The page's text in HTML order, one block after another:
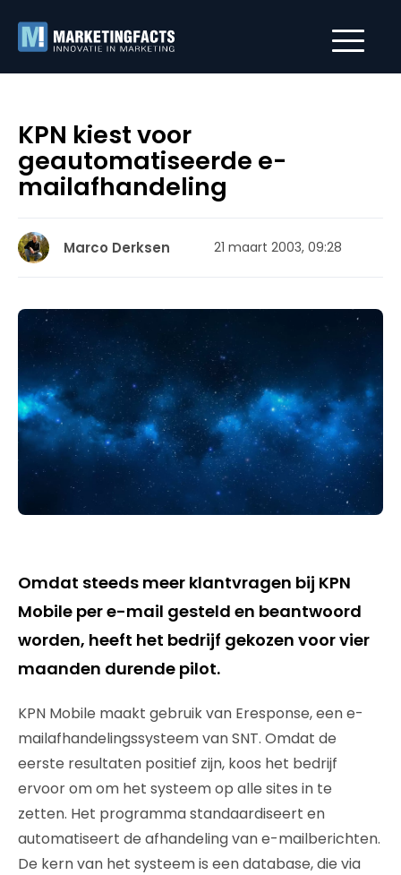
KPN kiest voor
geautomatiseerde e-
mailafhandeling
Marco Derksen 21 maart 2003, 09:28
Omdat steeds meer klantvragen bij KPN
Mobile per e-mail gesteld en beantwoord
worden, heeft het bedrijf gekozen voor vier
maanden durende pilot.
KPN Mobile maakt gebruik van Eresponse, een e-
mailafhandelingssysteem van SNT. Omdat de
eerste resultaten positief zijn, koos het bedrijf
ervoor om om het systeem op alle sites in te
zetten. Het programma standaardiseert en
automatiseert de afhandeling van e-mailberichten.
De kern van het systeem is een database, die via